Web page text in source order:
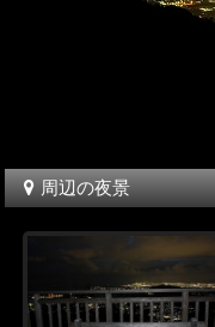
周辺の夜景